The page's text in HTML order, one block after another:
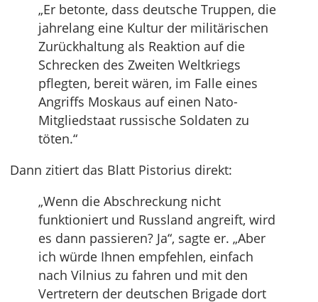
„Er betonte, dass deutsche Truppen, die
jahrelang eine Kultur der militärischen
Zurückhaltung als Reaktion auf die
Schrecken des Zweiten Weltkriegs
pflegten, bereit wären, im Falle eines
Angriffs Moskaus auf einen Nato-
Mitgliedstaat russische Soldaten zu
töten.“
Dann zitiert das Blatt Pistorius direkt:
„Wenn die Abschreckung nicht
funktioniert und Russland angreift, wird
es dann passieren? Ja“, sagte er. „Aber
ich würde Ihnen empfehlen, einfach
nach Vilnius zu fahren und mit den
Vertretern der deutschen Brigade dort